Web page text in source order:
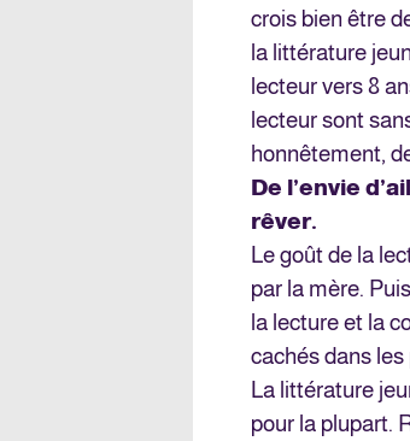
crois bien être
la littérature
lecteur vers 8
lecteur sont
honnêtement,
De l’envie
rêver.
Le goût de la
par la mère.
la lecture et la
cachés dans
La littérature
pour la plupart.